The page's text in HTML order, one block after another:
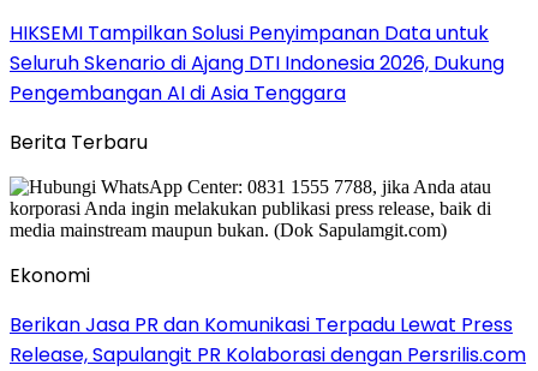
HIKSEMI Tampilkan Solusi Penyimpanan Data untuk
Seluruh Skenario di Ajang DTI Indonesia 2026, Dukung
Pengembangan AI di Asia Tenggara
Berita Terbaru
Ekonomi
Berikan Jasa PR dan Komunikasi Terpadu Lewat Press
Release, Sapulangit PR Kolaborasi dengan Persrilis.com